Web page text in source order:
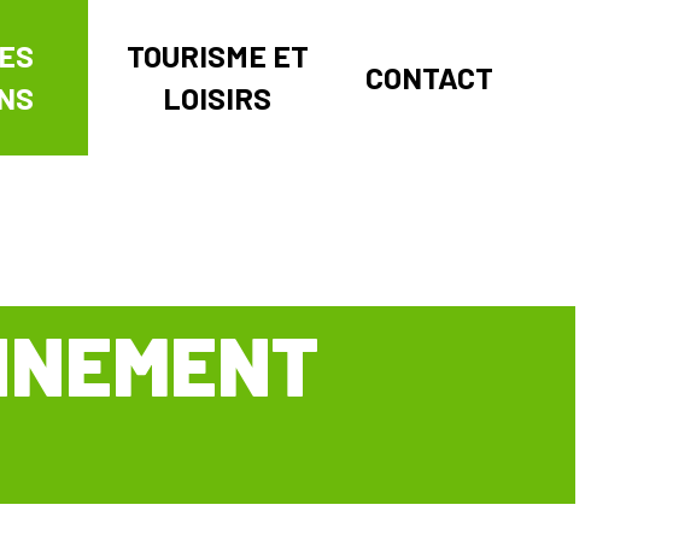
TOURISME ET
LOISIRS
CONTACT